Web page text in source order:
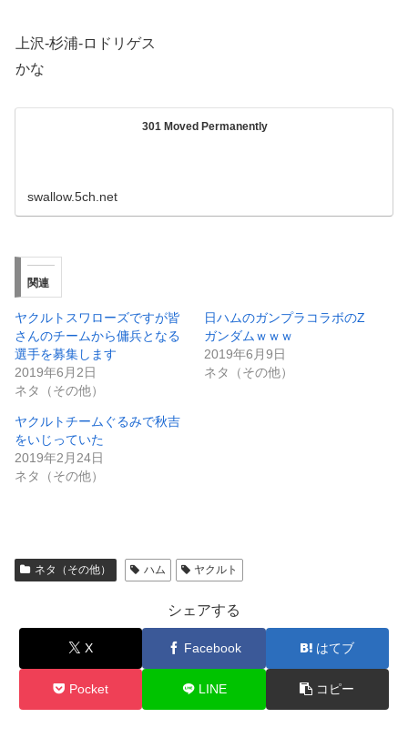
上沢-杉浦-ロドリゲス
かな
301 Moved Permanently
swallow.5ch.net
関連
ヤクルトスワローズですが皆
さんのチームから傭兵となる
選手を募集します
2019年6月2日
ネタ（その他）
日ハムのガンプラコラボのZ
ガンダムｗｗｗ
2019年6月9日
ネタ（その他）
ヤクルトチームぐるみで秋吉
をいじっていた
2019年2月24日
ネタ（その他）
ネタ（その他） ハム ヤクルト
シェアする
X Facebook はてブ
Pocket LINE コピー